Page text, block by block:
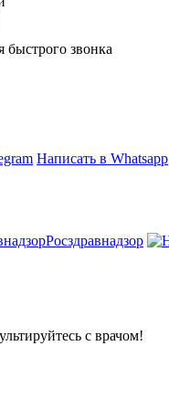
звонка
Написать в Whatsapp
Росздравнадзор
с врачом!